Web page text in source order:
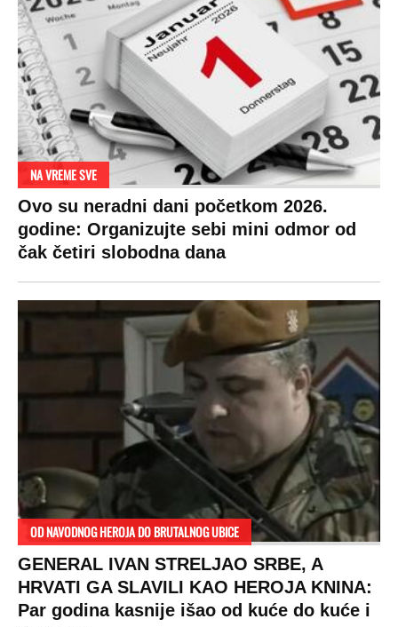
NA VREME SVE
Ovo su neradni dani početkom 2026.
godine: Organizujte sebi mini odmor od
čak četiri slobodna dana
OD NAVODNOG HEROJA DO BRUTALNOG UBICE
GENERAL IVAN STRELJAO SRBE, A
HRVATI GA SLAVILI KAO HEROJA KNINA:
Par godina kasnije išao od kuće do kuće i